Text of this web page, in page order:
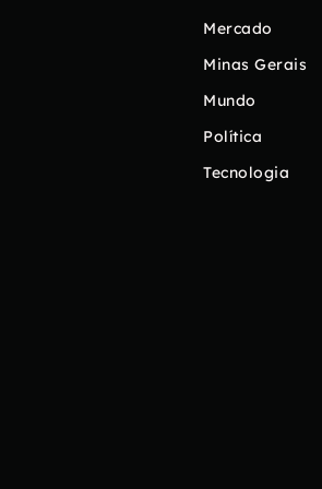
Mercado
Minas Gerais
Mundo
Política
Tecnologia